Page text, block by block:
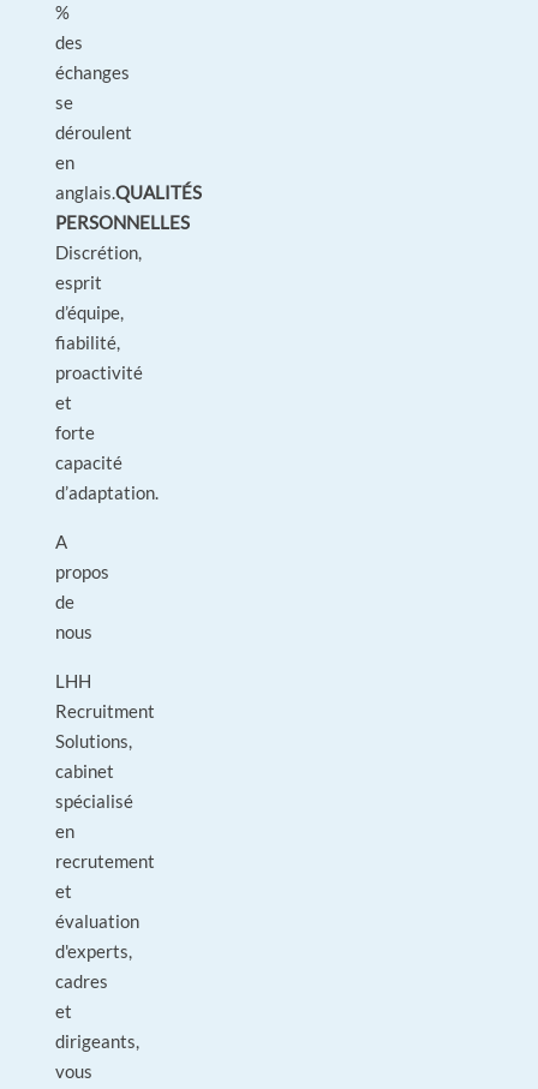
%
des
échanges
se
déroulent
en
anglais.QUALITÉS
PERSONNELLES
Discrétion,
esprit
d’équipe,
fiabilité,
proactivité
et
forte
capacité
d’adaptation.
A
propos
de
nous
LHH
Recruitment
Solutions,
cabinet
spécialisé
en
recrutement
et
évaluation
d'experts,
cadres
et
dirigeants,
vous